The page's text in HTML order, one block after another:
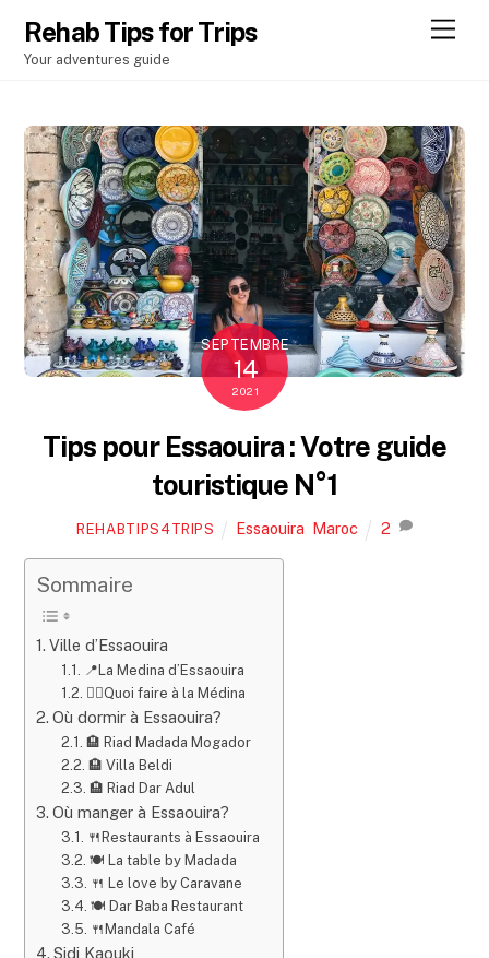
Rehab Tips for Trips
Your adventures guide
SEPTEMBRE
14
2021
Tips pour Essaouira : Votre guide
touristique N°1
REHABTIPS4TRIPS Essaouira Maroc 2
Sommaire
Ville d’Essaouira
📍La Medina d’Essaouira
🤸‍♂️Quoi faire à la Médina
Où dormir à Essaouira?
🏨 Riad Madada Mogador
🏨 Villa Beldi
🏨 Riad Dar Adul
Où manger à Essaouira?
🍴Restaurants à Essaouira
🍽 La table by Madada
🍴 Le love by Caravane
🍽 Dar Baba Restaurant
🍴Mandala Café
Sidi Kaouki